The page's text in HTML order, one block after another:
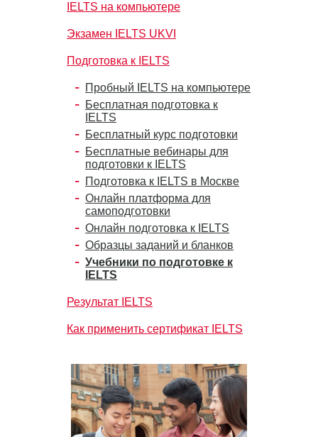
IELTS на компьютере
Экзамен IELTS UKVI
Подготовка к IELTS
Пробный IELTS на компьютере
Бесплатная подготовка к
IELTS
Бесплатный курс подготовки
Бесплатные вебинары для
подготовки к IELTS
Подготовка к IELTS в Москве
Онлайн платформа для
самоподготовки
Онлайн подготовка к IELTS
Образцы заданий и бланков
Учебники по подготовке к
IELTS
Результат IELTS
Как применить сертификат IELTS